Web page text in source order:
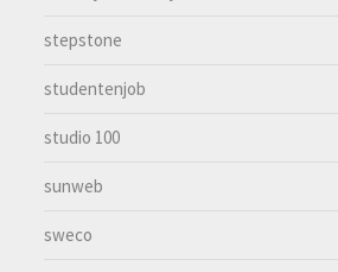
stepstone
studentenjob
studio 100
sunweb
sweco